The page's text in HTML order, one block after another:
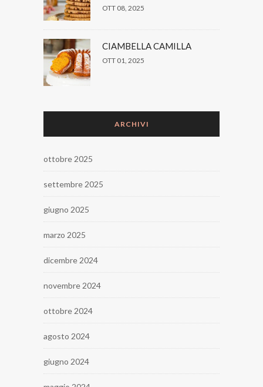
OTT 08, 2025
CIAMBELLA CAMILLA
OTT 01, 2025
ARCHIVI
ottobre 2025
settembre 2025
giugno 2025
marzo 2025
dicembre 2024
novembre 2024
ottobre 2024
agosto 2024
giugno 2024